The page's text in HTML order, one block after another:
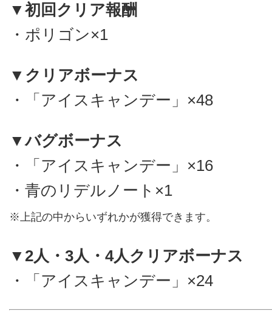
▼初回クリア報酬
・ポリゴン×1
▼クリアボーナス
・「アイスキャンデー」×48
▼バグボーナス
・「アイスキャンデー」×16
・青のリデルノート×1
※上記の中からいずれかが獲得できます。
▼2人・3人・4人クリアボーナス
・「アイスキャンデー」×24